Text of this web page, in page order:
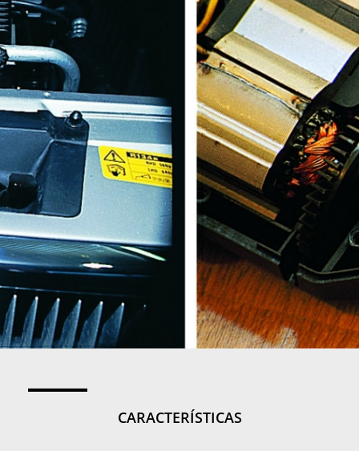
CARACTERÍSTICAS